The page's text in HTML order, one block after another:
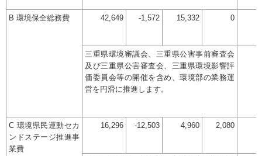
B 環境保全総務費 42,649 -1,572 15,332 0
三重県環境審議会、三重県公害事前審査会
及び三重県公害審査会、三重県環境影響評
価委員会等の開催を含め、環境部の業務運
営を円滑に推進します。
C 環境県民運動セカ
ンドステージ推進事
業費
16,296 -12,503 4,960 2,080